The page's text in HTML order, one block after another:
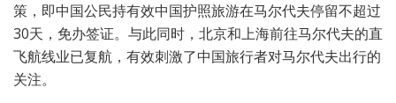
策，即中国公民持有效中国护照旅游在马尔代夫停留不超过
30天，免办签证。与此同时，北京和上海前往马尔代夫的直
飞航线业已复航，有效刺激了中国旅行者对马尔代夫出行的
关注。